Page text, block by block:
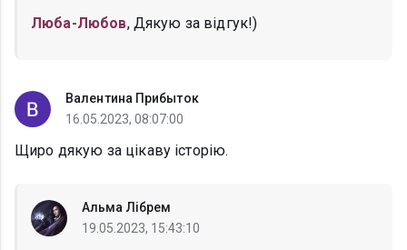
Люба-Любов, Дякую за відгук!)
Валентина Прибыток
16.05.2023, 08:07:00
Щиро дякую за цікаву історію.
Альма Лібрем
19.05.2023, 15:43:10